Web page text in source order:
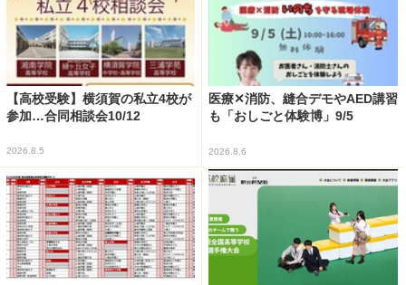
【高校受験】横須賀の私立4校が
参加…合同相談会10/12
2026.8.5
医療✕消防、縫合デモやAED講習
も「おしごと体験博」9/5
2026.8.6